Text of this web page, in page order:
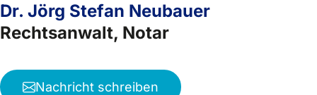
Dr. Jörg Stefan Neubauer
Rechtsanwalt, Notar
Nachricht schreiben